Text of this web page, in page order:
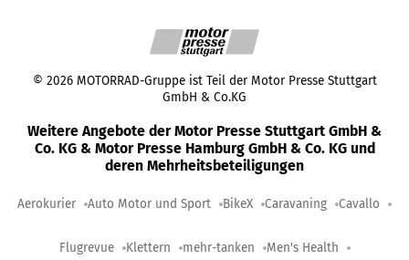
© 2026 MOTORRAD-Gruppe ist Teil der Motor Presse Stuttgart
GmbH & Co.KG
Weitere Angebote der Motor Presse Stuttgart GmbH &
Co. KG & Motor Presse Hamburg GmbH & Co. KG und
deren Mehrheitsbeteiligungen
Aerokurier Auto Motor und Sport BikeX Caravaning Cavallo
Flugrevue Klettern mehr-tanken Men's Health